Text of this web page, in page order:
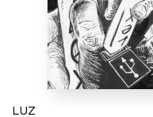
LUZ